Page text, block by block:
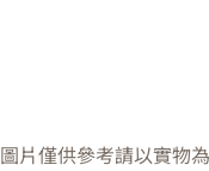
圖片僅供參考請以實物